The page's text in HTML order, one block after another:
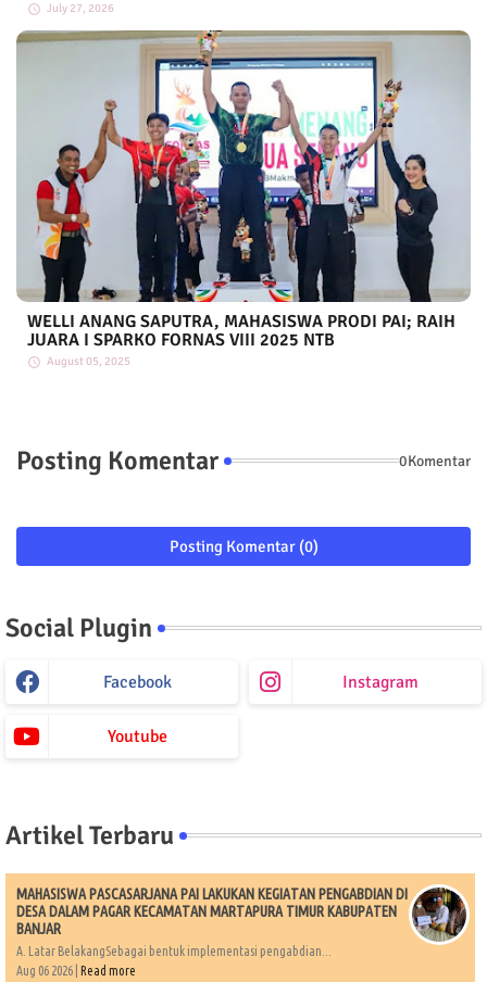
July 27, 2026
WELLI ANANG SAPUTRA, MAHASISWA PRODI PAI; RAIH
JUARA I SPARKO FORNAS VIII 2025 NTB
August 05, 2025
Posting Komentar 0Komentar
Posting Komentar (0)
Social Plugin
Facebook Instagram
Youtube
Artikel Terbaru
MAHASISWA PASCASARJANA PAI LAKUKAN KEGIATAN PENGABDIAN DI
DESA DALAM PAGAR KECAMATAN MARTAPURA TIMUR KABUPATEN
BANJAR
A. Latar BelakangSebagai bentuk implementasi pengabdian...
Aug 06 2026 | Read more